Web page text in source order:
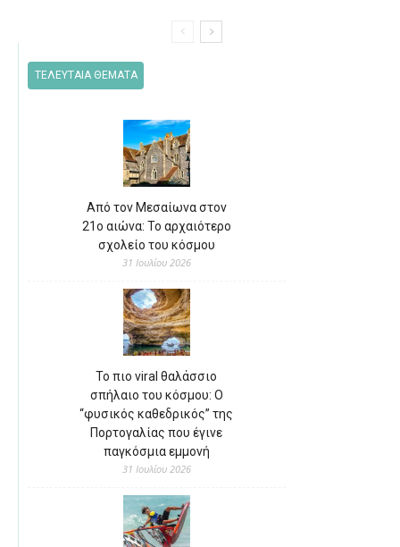
ΤΕΛΕΥΤΑΙΑ ΘΕΜΑΤΑ
Από τον Μεσαίωνα στον
21ο αιώνα: Το αρχαιότερο
σχολείο του κόσμου
31 Ιουλίου 2026
Το πιο viral θαλάσσιο
σπήλαιο του κόσμου: Ο
“φυσικός καθεδρικός” της
Πορτογαλίας που έγινε
παγκόσμια εμμονή
31 Ιουλίου 2026